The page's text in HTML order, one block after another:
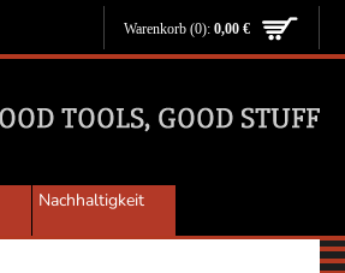
Warenkorb (0): 0,00 €
Nachhaltigkeit